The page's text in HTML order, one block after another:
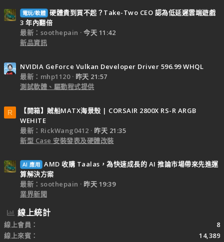
電玩/軟體 硬體貴到買不起？Take-Two CEO 認為低延遲雲端遊戲
3 年內翻倍
最新：soothepain
今天 11:42
新品資訊
NVIDIA GeForce Vulkan Developer Driver 596.99 WHQL
最新：mhp1120
昨天 21:57
測試軟體、驅動程式提供
R
【開箱】賊船MATX海景殼 | CORSAIR 2800X RS-R ARGB
WEHITE
最新：RickWang0412
昨天 21:35
新型 Case 安裝發表及硬體改裝
AI 應用 AMD 收購 Taalas，為快速成長的 AI 推論市場帶來先進運
算解決方案
最新：soothepain
昨天 19:39
業界新聞
線上統計
線上會員
8
線上來賓
14,389